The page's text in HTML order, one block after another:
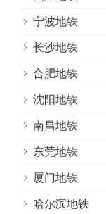
宁波地铁
长沙地铁
合肥地铁
沈阳地铁
南昌地铁
东莞地铁
厦门地铁
哈尔滨地铁